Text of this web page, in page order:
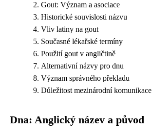
Gout: Význam a asociace
Historické souvislosti názvu
Vliv latiny na gout
Současné lékařské termíny
Použití gout v angličtině
Alternativní názvy pro dnu
Význam správného překladu
Důležitost mezinárodní komunikace
Dna: Anglický název a původ